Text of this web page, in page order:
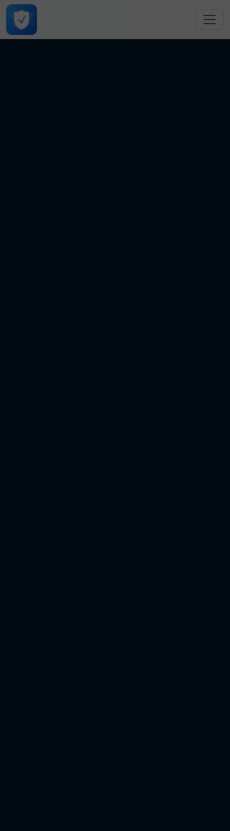
跳转到主要内容